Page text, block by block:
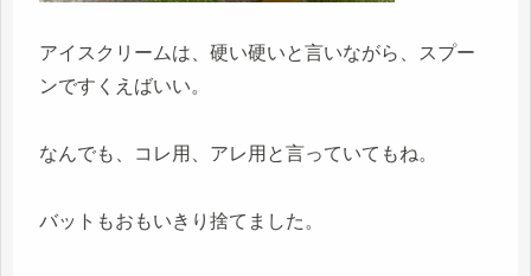
アイスクリームは、硬い硬いと言いながら、スプー
ンですくえばいい。
なんでも、コレ用、アレ用と言っていてもね。
バットもおもいきり捨てました。